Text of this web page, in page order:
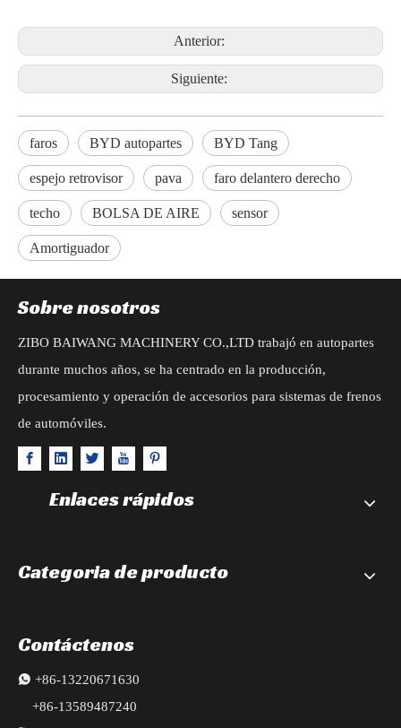
Anterior:
Siguiente:
faros BYD autopartes BYD Tang
espejo retrovisor pava faro delantero derecho
techo BOLSA DE AIRE sensor
Amortiguador
Sobre nosotros
ZIBO BAIWANG MACHINERY CO.,LTD trabajó en autopartes
durante muchos años, se ha centrado en la producción,
procesamiento y operación de accesorios para sistemas de frenos
de automóviles.
Enlaces rápidos
Categoria de producto
Contáctenos
 +86-13220671630
+86-13589487240